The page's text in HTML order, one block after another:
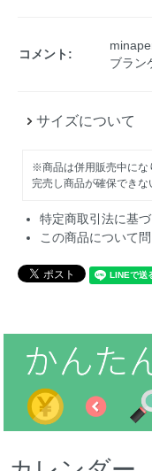
コメント:
ブラン
サイズについて
※商品は併用販売中にな
完売し商品が確保できな
特定商取引法に基づ
この商品について